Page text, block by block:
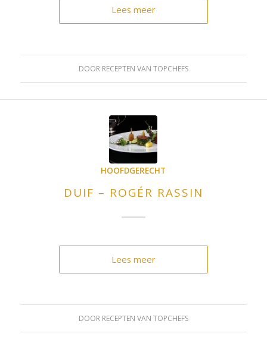
Lees meer
DOOR RECEPTEN VAN TOPCHEFS
HOOFDGERECHT
DUIF – ROGÉR RASSIN
Lees meer
DOOR RECEPTEN VAN TOPCHEFS